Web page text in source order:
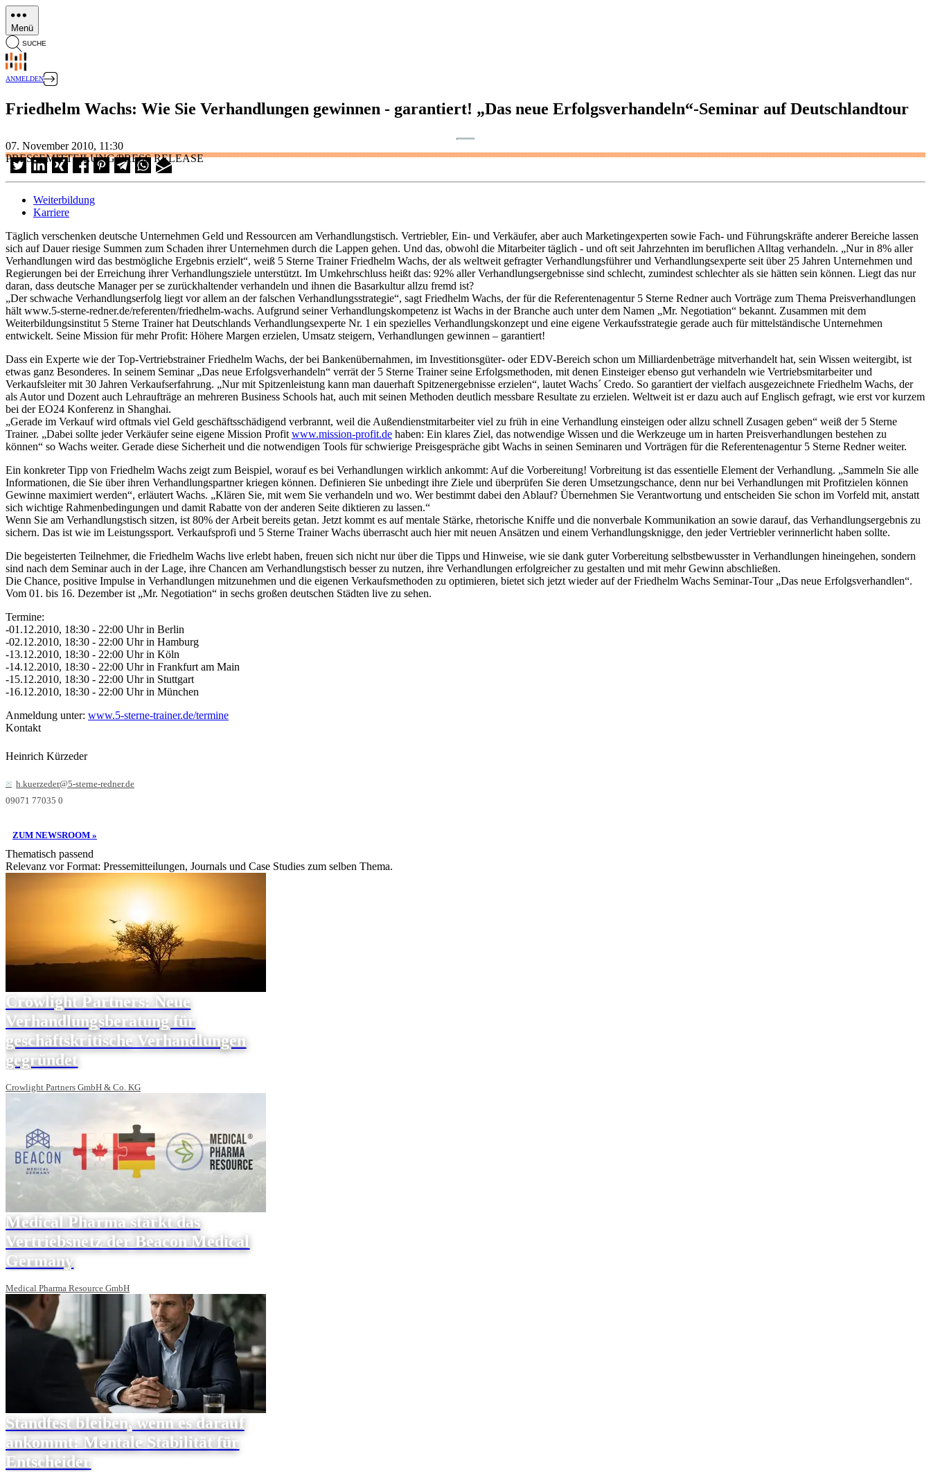
Direkt
zum
Inhalt
Menü
SUCHE
ANMELDEN
Friedhelm Wachs: Wie Sie Verhandlungen gewinnen - garantiert! „Das neue Erfolgsverhandeln“-Seminar auf Deutschlandtour
07. November 2010, 11:30
PRESSEMITTEILUNG/PRESS RELEASE
Weiterbildung
Karriere
Täglich verschenken deutsche Unternehmen Geld und Ressourcen am Verhandlungstisch. Vertriebler, Ein- und Verkäufer, aber auch Marketingexperten sowie Fach- und Führungskräfte anderer Bereiche lassen
sich auf Dauer riesige Summen zum Schaden ihrer Unternehmen durch die Lappen gehen. Und das, obwohl die Mitarbeiter täglich - und oft seit Jahrzehnten im beruflichen Alltag verhandeln. „Nur in 8% aller
Verhandlungen wird das bestmögliche Ergebnis erzielt“, weiß 5 Sterne Trainer Friedhelm Wachs, der als weltweit gefragter Verhandlungsführer und Verhandlungsexperte seit über 25 Jahren Unternehmen und
Regierungen bei der Erreichung ihrer Verhandlungsziele unterstützt. Im Umkehrschluss heißt das: 92% aller Verhandlungsergebnisse sind schlecht, zumindest schlechter als sie hätten sein können. Liegt das nur
daran, dass deutsche Manager per se zurückhaltender verhandeln und ihnen die Basarkultur allzu fremd ist?
„Der schwache Verhandlungserfolg liegt vor allem an der falschen Verhandlungsstrategie“, sagt Friedhelm Wachs, der für die Referentenagentur 5 Sterne Redner auch Vorträge zum Thema Preisverhandlungen
hält www.5-sterne-redner.de/referenten/friedhelm-wachs. Aufgrund seiner Verhandlungskompetenz ist Wachs in der Branche auch unter dem Namen „Mr. Negotiation“ bekannt. Zusammen mit dem
Weiterbildungsinstitut 5 Sterne Trainer hat Deutschlands Verhandlungsexperte Nr. 1 ein spezielles Verhandlungskonzept und eine eigene Verkaufsstrategie gerade auch für mittelständische Unternehmen
entwickelt. Seine Mission für mehr Profit: Höhere Margen erzielen, Umsatz steigern, Verhandlungen gewinnen – garantiert!
Dass ein Experte wie der Top-Vertriebstrainer Friedhelm Wachs, der bei Bankenübernahmen, im Investitionsgüter- oder EDV-Bereich schon um Milliardenbeträge mitverhandelt hat, sein Wissen weitergibt, ist
etwas ganz Besonderes. In seinem Seminar „Das neue Erfolgsverhandeln“ verrät der 5 Sterne Trainer seine Erfolgsmethoden, mit denen Einsteiger ebenso gut verhandeln wie Vertriebsmitarbeiter und
Verkaufsleiter mit 30 Jahren Verkaufserfahrung. „Nur mit Spitzenleistung kann man dauerhaft Spitzenergebnisse erzielen“, lautet Wachs´ Credo. So garantiert der vielfach ausgezeichnete Friedhelm Wachs, der
als Autor und Dozent auch Lehraufträge an mehreren Business Schools hat, auch mit seinen Methoden deutlich messbare Resultate zu erzielen. Weltweit ist er dazu auch auf Englisch gefragt, wie erst vor kurzem
bei der EO24 Konferenz in Shanghai.
„Gerade im Verkauf wird oftmals viel Geld geschäftsschädigend verbrannt, weil die Außendienstmitarbeiter viel zu früh in eine Verhandlung einsteigen oder allzu schnell Zusagen geben“ weiß der 5 Sterne
Trainer. „Dabei sollte jeder Verkäufer seine eigene Mission Profit www.mission-profit.de haben: Ein klares Ziel, das notwendige Wissen und die Werkzeuge um in harten Preisverhandlungen bestehen zu
können“ so Wachs weiter. Gerade diese Sicherheit und die notwendigen Tools für schwierige Preisgespräche gibt Wachs in seinen Seminaren und Vorträgen für die Referentenagentur 5 Sterne Redner weiter.
Ein konkreter Tipp von Friedhelm Wachs zeigt zum Beispiel, worauf es bei Verhandlungen wirklich ankommt: Auf die Vorbereitung! Vorbreitung ist das essentielle Element der Verhandlung. „Sammeln Sie alle
Informationen, die Sie über ihren Verhandlungspartner kriegen können. Definieren Sie unbedingt ihre Ziele und überprüfen Sie deren Umsetzungschance, denn nur bei Verhandlungen mit Profitzielen können
Gewinne maximiert werden“, erläutert Wachs. „Klären Sie, mit wem Sie verhandeln und wo. Wer bestimmt dabei den Ablauf? Übernehmen Sie Verantwortung und entscheiden Sie schon im Vorfeld mit, anstatt
sich wichtige Rahmenbedingungen und damit Rabatte von der anderen Seite diktieren zu lassen.“
Wenn Sie am Verhandlungstisch sitzen, ist 80% der Arbeit bereits getan. Jetzt kommt es auf mentale Stärke, rhetorische Kniffe und die nonverbale Kommunikation an sowie darauf, das Verhandlungsergebnis zu
sichern. Das ist wie im Leistungssport. Verkaufsprofi und 5 Sterne Trainer Wachs überrascht auch hier mit neuen Ansätzen und einem Verhandlungsknigge, den jeder Vertriebler verinnerlicht haben sollte.
Die begeisterten Teilnehmer, die Friedhelm Wachs live erlebt haben, freuen sich nicht nur über die Tipps und Hinweise, wie sie dank guter Vorbereitung selbstbewusster in Verhandlungen hineingehen, sondern
sind nach dem Seminar auch in der Lage, ihre Chancen am Verhandlungstisch besser zu nutzen, ihre Verhandlungen erfolgreicher zu gestalten und mit mehr Gewinn abschließen.
Die Chance, positive Impulse in Verhandlungen mitzunehmen und die eigenen Verkaufsmethoden zu optimieren, bietet sich jetzt wieder auf der Friedhelm Wachs Seminar-Tour „Das neue Erfolgsverhandlen“.
Vom 01. bis 16. Dezember ist „Mr. Negotiation“ in sechs großen deutschen Städten live zu sehen.
Termine:
-01.12.2010, 18:30 - 22:00 Uhr in Berlin
-02.12.2010, 18:30 - 22:00 Uhr in Hamburg
-13.12.2010, 18:30 - 22:00 Uhr in Köln
-14.12.2010, 18:30 - 22:00 Uhr in Frankfurt am Main
-15.12.2010, 18:30 - 22:00 Uhr in Stuttgart
-16.12.2010, 18:30 - 22:00 Uhr in München
Anmeldung unter: www.5-sterne-trainer.de/termine
Kontakt
Heinrich Kürzeder
h.kuerzeder@5-sterne-redner.de
09071 77035 0
ZUM NEWSROOM »
Thematisch passend
Relevanz vor Format: Pressemitteilungen, Journals und Case Studies zum selben Thema.
Crowlight Partners: Neue
Verhandlungsberatung für
geschäftskritische Verhandlungen
gegründet
Crowlight Partners GmbH & Co. KG
Medical Pharma stärkt das
Vertriebsnetz der Beacon Medical
Germany
Medical Pharma Resource GmbH
Standfest bleiben, wenn es darauf
ankommt: Mentale Stabilität für
Entscheider